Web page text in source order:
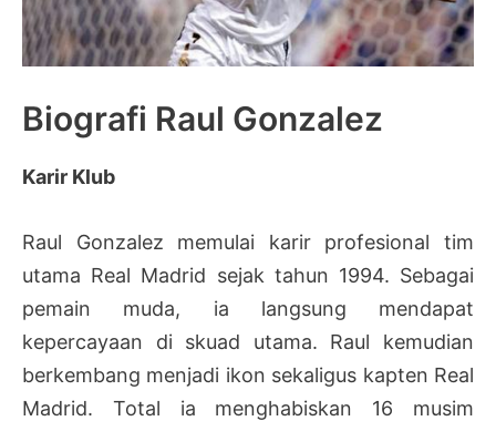
Biografi Raul Gonzalez
Karir Klub
Raul Gonzalez memulai karir profesional tim
utama Real Madrid sejak tahun 1994. Sebagai
pemain muda, ia langsung mendapat
kepercayaan di skuad utama. Raul kemudian
berkembang menjadi ikon sekaligus kapten Real
Madrid. Total ia menghabiskan 16 musim